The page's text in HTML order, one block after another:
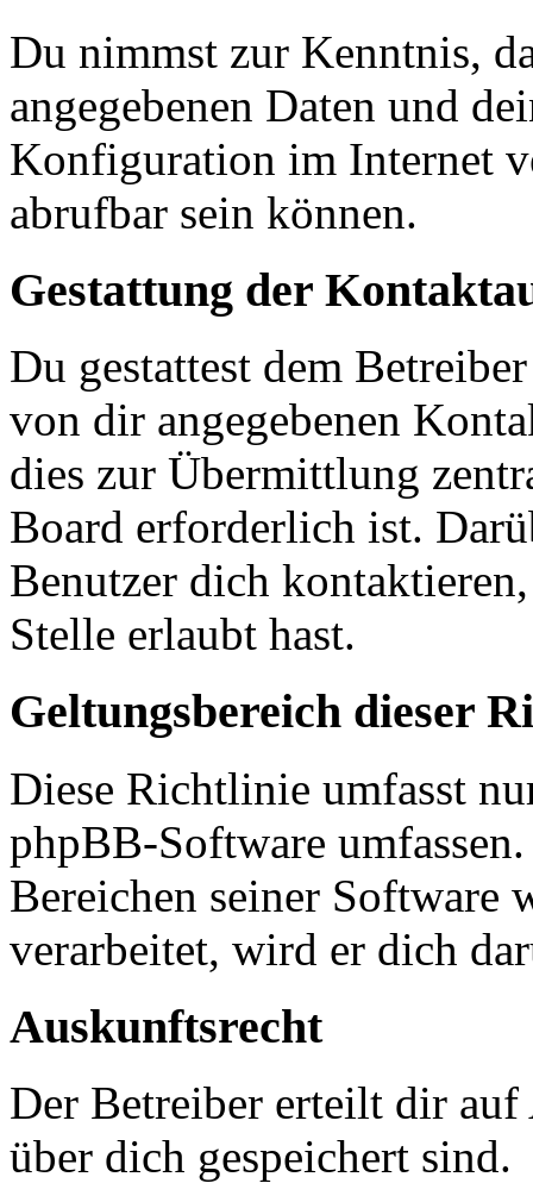
Du nimmst zur Kenntnis,
angegebenen Daten und
Konfiguration im Internet
abrufbar sein können.
Gestattung der
Du gestattest dem
von dir angegebenen
dies zur Übermittlung
Board erforderlich ist.
Benutzer dich
Stelle erlaubt hast.
Geltungsbereich dieser
Diese Richtlinie umfasst
phpBB-Software
Bereichen seiner Software
verarbeitet, wird er dich
Auskunftsrecht
Der Betreiber erteilt dir
über dich gespeichert sind.